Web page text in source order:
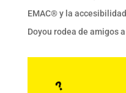
EMAC® y la
Doyou rodea de amigos